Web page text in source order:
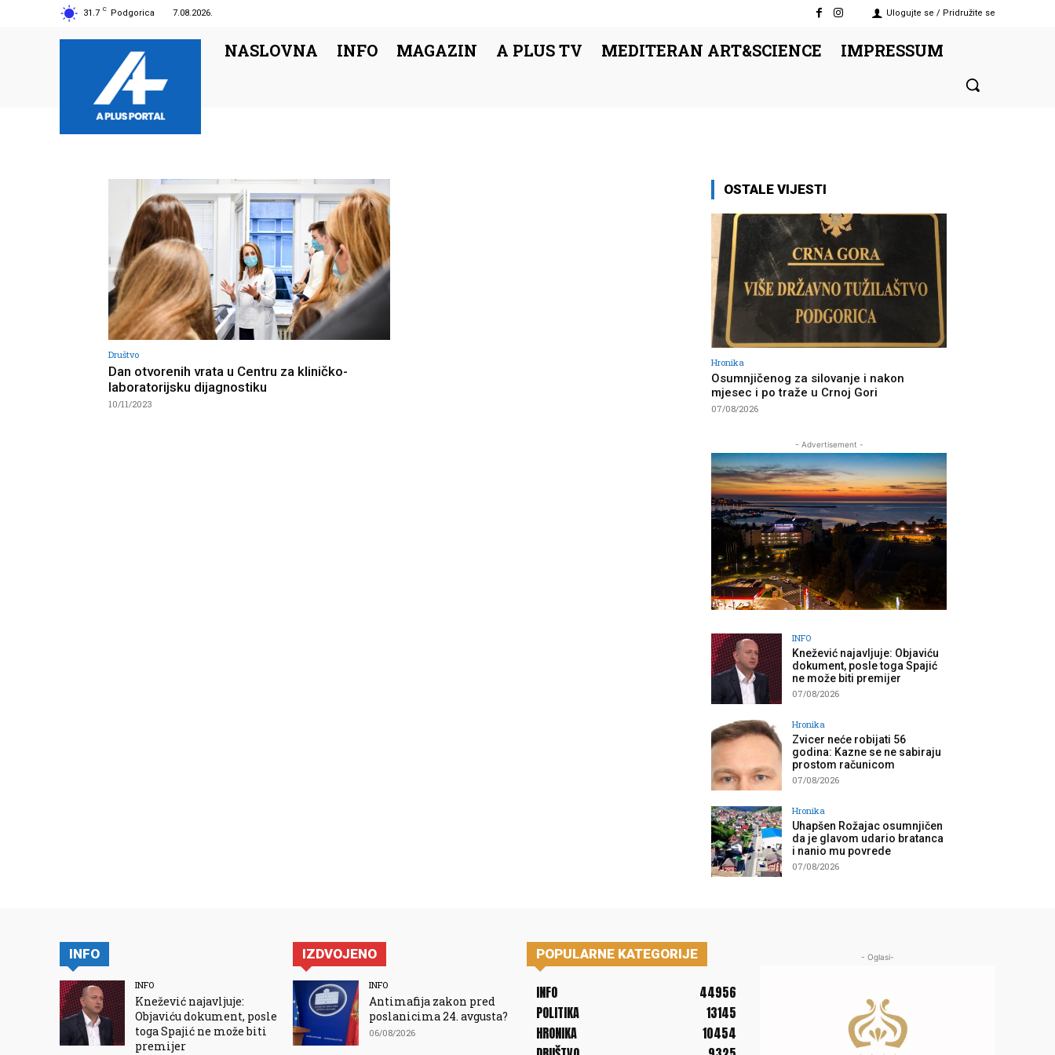
31.7 C Podgorica 7.08.2026. Ulogujte se / Pridružite se
NASLOVNA INFO MAGAZIN A PLUS TV MEDITERAN ART&SCIENCE IMPRESSUM
Društvo
Dan otvorenih vrata u Centru za kliničko-
laboratorijsku dijagnostiku
10/11/2023
OSTALE VIJESTI
Hronika
Osumnjičenog za silovanje i nakon
mjesec i po traže u Crnoj Gori
07/08/2026
- Advertisement -
INFO
Knežević najavljuje: Objaviću
dokument, posle toga Spajić
ne može biti premijer
07/08/2026
Hronika
Zvicer neće robijati 56
godina: Kazne se ne sabiraju
prostom računicom
07/08/2026
Hronika
Uhapšen Rožajac osumnjičen
da je glavom udario bratanca
i nanio mu povrede
07/08/2026
INFO
INFO
Knežević najavljuje:
Objaviću dokument, posle
toga Spajić ne može biti
premijer
IZDVOJENO
INFO
Antimafija zakon pred
poslanicima 24. avgusta?
06/08/2026
POPULARNE KATEGORIJE
INFO
44956
POLITIKA
13145
HRONIKA
10454
- Oglasi-